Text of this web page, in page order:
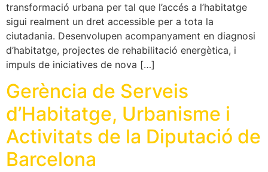
transformació urbana per tal que l’accés a l’habitatge
sigui realment un dret accessible per a tota la
ciutadania. Desenvolupen acompanyament en diagnosi
d’habitatge, projectes de rehabilitació energètica, i
impuls de iniciatives de nova […]
Gerència de Serveis
d’Habitatge, Urbanisme i
Activitats de la Diputació de
Barcelona